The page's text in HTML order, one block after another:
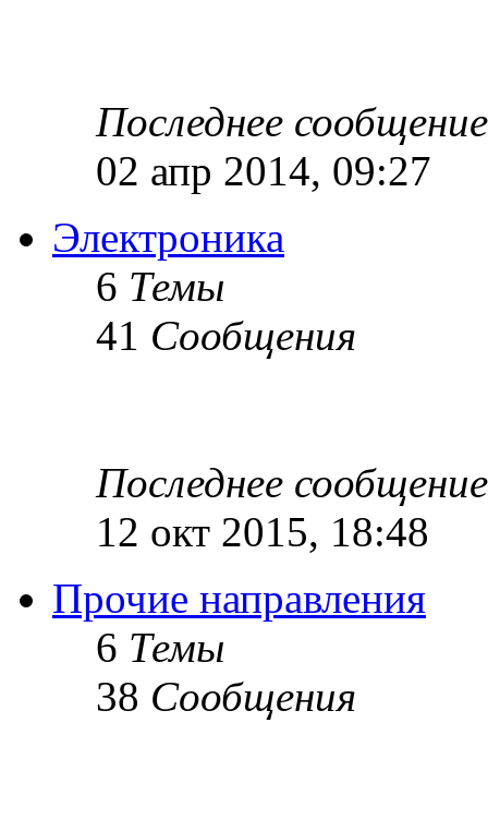
Последнее сообщение
02 апр 2014, 09:27
Электроника
6 Темы
41 Сообщения
Последнее сообщение
12 окт 2015, 18:48
Прочие направления
6 Темы
38 Сообщения